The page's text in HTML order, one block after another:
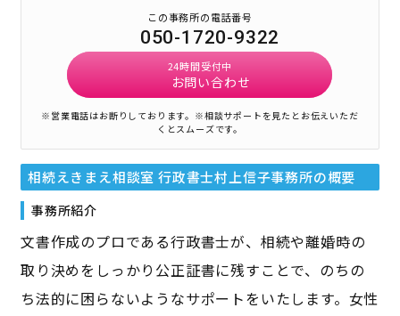
この事務所の電話番号
050-1720-9322
24時間受付中
お問い合わせ
※営業電話はお断りしております。 ※相談サポートを見たとお伝えいただ
くとスムーズです。
相続えきまえ相談室 行政書士村上信子事務所の概要
事務所紹介
文書作成のプロである行政書士が、相続や離婚時の
取り決めをしっかり公正証書に残すことで、のちの
ち法的に困らないようなサポートをいたします。女性